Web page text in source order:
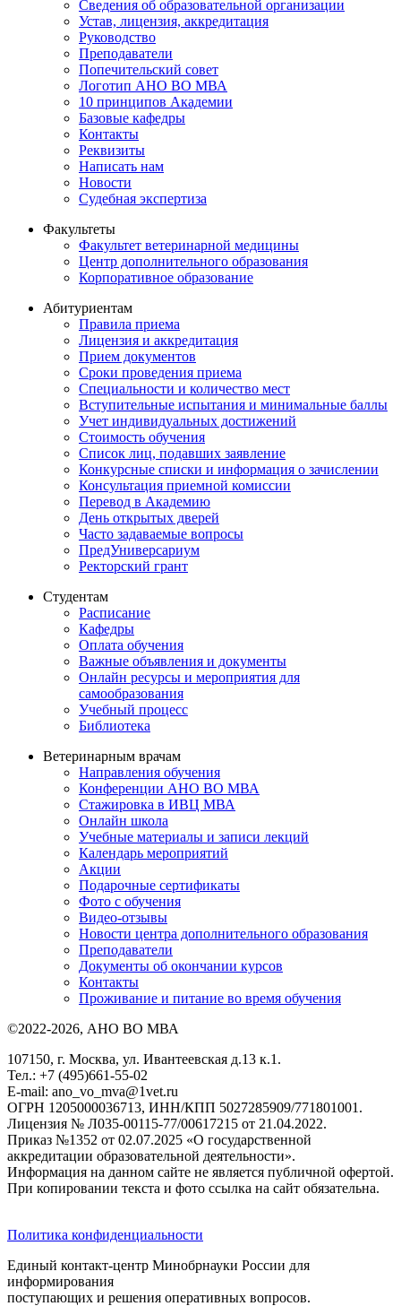
Сведения об образовательной организации
Устав, лицензия, аккредитация
Руководство
Преподаватели
Попечительский совет
Логотип АНО ВО МВА
10 принципов Академии
Базовые кафедры
Контакты
Реквизиты
Написать нам
Новости
Судебная экспертиза
Факультеты
Факультет ветеринарной медицины
Центр дополнительного образования
Корпоративное образование
Абитуриентам
Правила приема
Лицензия и аккредитация
Прием документов
Сроки проведения приема
Специальности и количество мест
Вступительные испытания и минимальные баллы
Учет индивидуальных достижений
Стоимость обучения
Список лиц, подавших заявление
Конкурсные списки и информация о зачислении
Консультация приемной комиссии
Перевод в Академию
День открытых дверей
Часто задаваемые вопросы
ПредУниверсариум
Ректорский грант
Студентам
Расписание
Кафедры
Оплата обучения
Важные объявления и документы
Онлайн ресурсы и мероприятия для
самообразования
Учебный процесс
Библиотека
Ветеринарным врачам
Направления обучения
Конференции АНО ВО МВА
Стажировка в ИВЦ МВА
Онлайн школа
Учебные материалы и записи лекций
Календарь мероприятий
Акции
Подарочные сертификаты
Фото с обучения
Видео-отзывы
Новости центра дополнительного образования
Преподаватели
Документы об окончании курсов
Контакты
Проживание и питание во время обучения
©2022-2026, АНО ВО МВА
107150, г. Москва, ул. Ивантеевская д.13 к.1.
Тел.: +7 (495)661-55-02
E-mail: ano_vo_mva@1vet.ru
ОГРН 1205000036713, ИНН/КПП 5027285909/771801001.
Лицензия № Л035-00115-77/00617215 от 21.04.2022.
Приказ №1352 от 02.07.2025 «О государственной
аккредитации образовательной деятельности».
Информация на данном сайте не является публичной офертой.
При копировании текста и фото ссылка на сайт обязательна.
Политика конфиденциальности
Единый контакт-центр Минобрнауки России для
информирования
поступающих и решения оперативных вопросов.